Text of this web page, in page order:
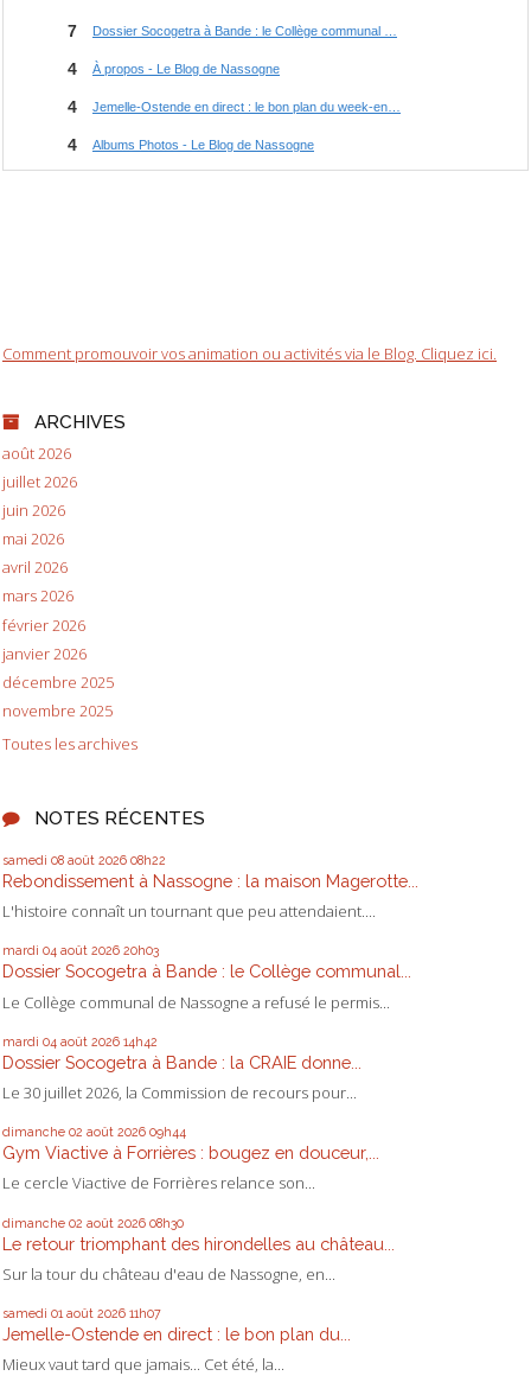
Comment promouvoir vos animation ou activités via le Blog. Cliquez ici.
ARCHIVES
août 2026
juillet 2026
juin 2026
mai 2026
avril 2026
mars 2026
février 2026
janvier 2026
décembre 2025
novembre 2025
Toutes les archives
NOTES RÉCENTES
samedi 08 août 2026 08h22
Rebondissement à Nassogne : la maison Magerotte...
L'histoire connaît un tournant que peu attendaient....
mardi 04 août 2026 20h03
Dossier Socogetra à Bande : le Collège communal...
Le Collège communal de Nassogne a refusé le permis...
mardi 04 août 2026 14h42
Dossier Socogetra à Bande : la CRAIE donne...
Le 30 juillet 2026, la Commission de recours pour...
dimanche 02 août 2026 09h44
Gym Viactive à Forrières : bougez en douceur,...
Le cercle Viactive de Forrières relance son...
dimanche 02 août 2026 08h30
Le retour triomphant des hirondelles au château...
Sur la tour du château d'eau de Nassogne, en...
samedi 01 août 2026 11h07
Jemelle-Ostende en direct : le bon plan du...
Mieux vaut tard que jamais... Cet été, la...